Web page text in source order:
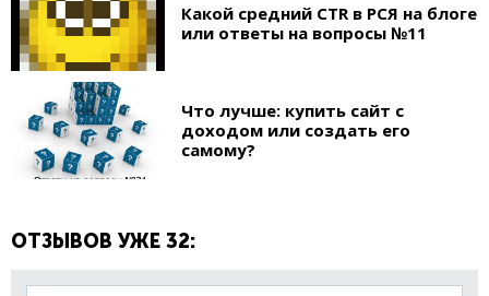
Какой средний CTR в РСЯ на блоге
или ответы на вопросы №11
Что лучше: купить сайт с
доходом или создать его
самому?
ОТЗЫВОВ УЖЕ 32: